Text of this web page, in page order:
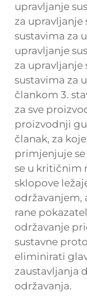
upravljanje
za upravljanje
sustavima za
upravljanje
za upravljanje
sustavima za
člankom 3.
za sve
proizvodnji
članak, za
primjenjuje
se u kritičnim
sklopove
održavanjem,
rane
održavanje
sustavne
eliminirati
zaustavljanja
održavanja.